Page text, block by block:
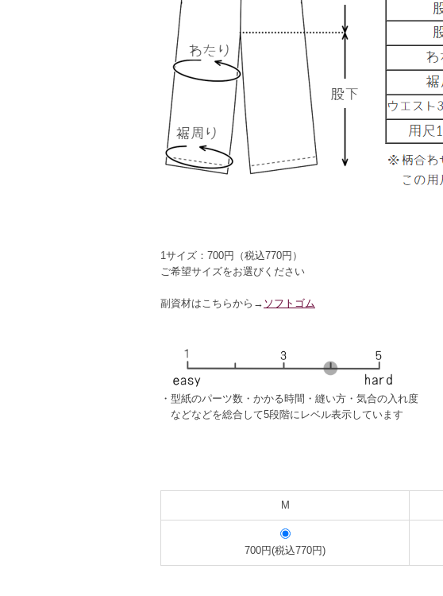
1サイズ：700円（税込770円）
ご希望サイズをお選びください
副資材はこちらから→ ソフトゴム
・型紙のパーツ数・かかる時間・縫い方・気合の入れ度
などなどを総合して5段階にレベル表示しています
M
700円(税込770円)